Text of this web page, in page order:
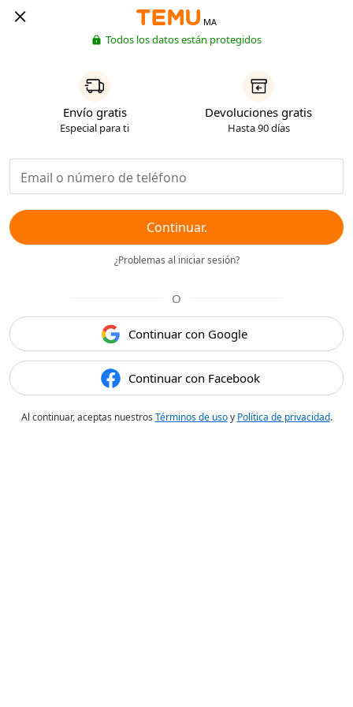
MA
Todos los datos están protegidos
Envío gratis
Especial para ti
Devoluciones gratis
Hasta 90 días
Continuar.
¿Problemas al iniciar sesión?
O
Continuar con Google
Continuar con Facebook
Al continuar, aceptas nuestros Términos de usoy Política de privacidad.